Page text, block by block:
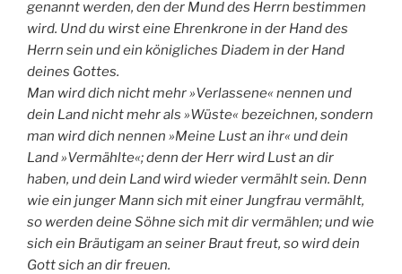
genannt werden, den der Mund des Herrn bestimmen
wird. Und du wirst eine Ehrenkrone in der Hand des
Herrn sein und ein königliches Diadem in der Hand
deines Gottes.
Man wird dich nicht mehr »Verlassene« nennen und
dein Land nicht mehr als »Wüste« bezeichnen, sondern
man wird dich nennen »Meine Lust an ihr« und dein
Land »Vermählte«; denn der Herr wird Lust an dir
haben, und dein Land wird wieder vermählt sein. Denn
wie ein junger Mann sich mit einer Jungfrau vermählt,
so werden deine Söhne sich mit dir vermählen; und wie
sich ein Bräutigam an seiner Braut freut, so wird dein
Gott sich an dir freuen.